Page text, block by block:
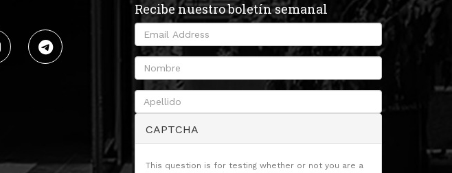
Recibe nuestro boletín semanal
CAPTCHA
This question is for testing whether or not you are a